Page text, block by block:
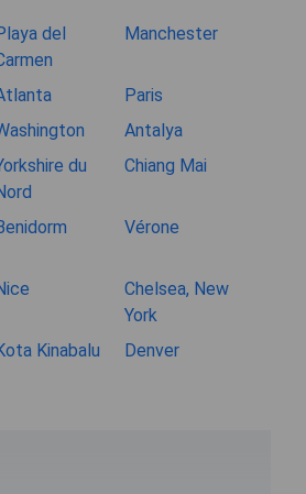
del
Manchester
Paris
Antalya
du
Chiang Mai
Vérone
Chelsea, New
York
Kinabalu Denver